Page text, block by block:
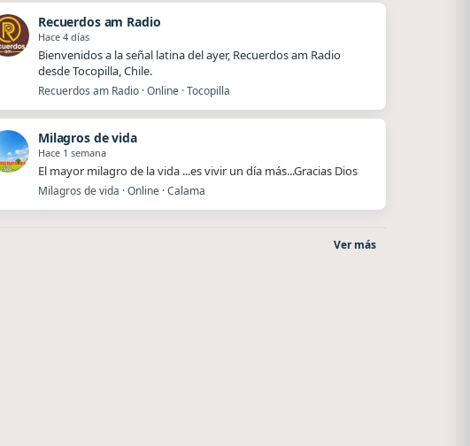
Recuerdos am Radio
Hace 4 días
Bienvenidos a la señal latina del ayer, Recuerdos am Radio
desde Tocopilla, Chile.
Recuerdos am Radio · Online · Tocopilla
Milagros de vida
Hace 1 semana
El mayor milagro de la vida ...es vivir un día más...Gracias Dios
Milagros de vida · Online · Calama
Ver más